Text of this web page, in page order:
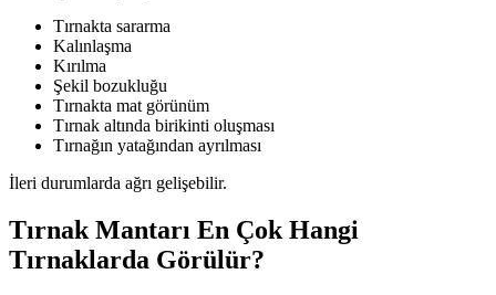
Tırnakta sararma
Kalınlaşma
Kırılma
Şekil bozukluğu
Tırnakta mat görünüm
Tırnak altında birikinti oluşması
Tırnağın yatağından ayrılması
İleri durumlarda ağrı gelişebilir.
Tırnak Mantarı En Çok Hangi
Tırnaklarda Görülür?